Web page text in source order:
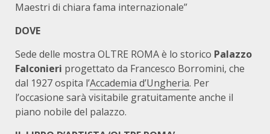
Maestri di chiara fama internazionale”
DOVE
Sede delle mostra OLTRE ROMA è lo storico Palazzo
Falconieri progettato da Francesco Borromini, che
dal 1927 ospita l’Accademia d’Ungheria. Per
l’occasione sarà visitabile gratuitamente anche il
piano nobile del palazzo.